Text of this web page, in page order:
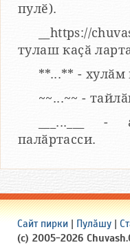
пулӗ).
__https://
тулаш каҫӑ
**...** - хулӑм
~~...~~ -
___...___
палӑртасси.
Сайт пирки | Пулӑшу |
(c) 2005-2026